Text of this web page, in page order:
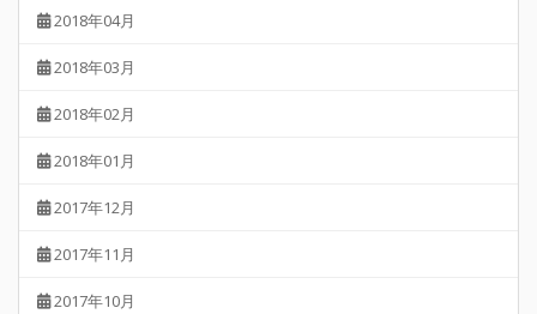
2018年04月
2018年03月
2018年02月
2018年01月
2017年12月
2017年11月
2017年10月